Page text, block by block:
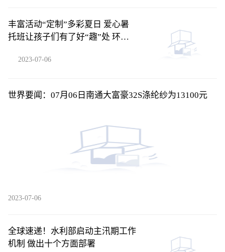
丰富活动“定制”多彩夏日 爱心暑
托班让孩子们有了好“趣”处 环球
2023-07-06
世界要闻：07月06日南通大富豪32S涤纶纱为13100元
2023-07-06
全球速递！水利部启动主汛期工作
机制 做出十个方面部署